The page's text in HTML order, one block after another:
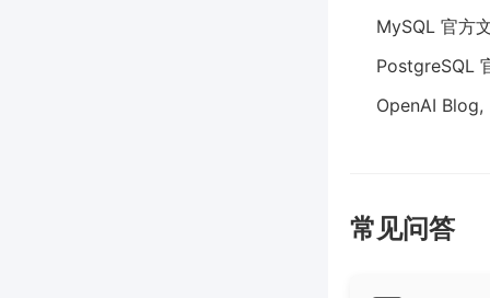
MySQL 官方
PostgreSQL
OpenAI
常见问答